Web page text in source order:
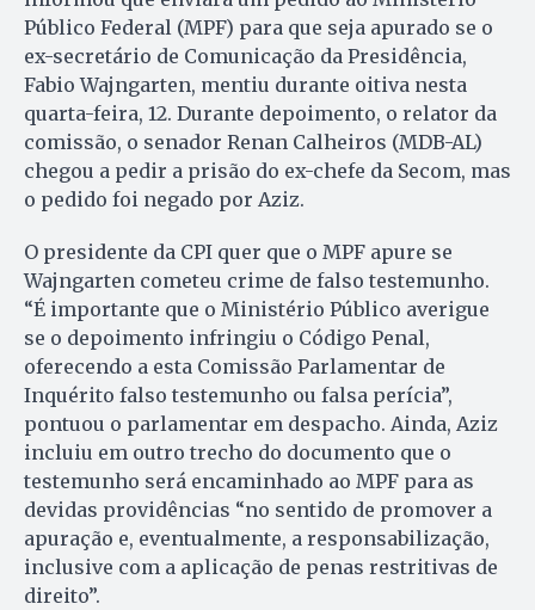
Público Federal (MPF) para que seja apurado se o
ex-secretário de Comunicação da Presidência,
Fabio Wajngarten, mentiu durante oitiva nesta
quarta-feira, 12. Durante depoimento, o relator da
comissão, o senador Renan Calheiros (MDB-AL)
chegou a pedir a prisão do ex-chefe da Secom, mas
o pedido foi negado por Aziz.
O presidente da CPI quer que o MPF apure se
Wajngarten cometeu crime de falso testemunho.
“É importante que o Ministério Público averigue
se o depoimento infringiu o Código Penal,
oferecendo a esta Comissão Parlamentar de
Inquérito falso testemunho ou falsa perícia”,
pontuou o parlamentar em despacho. Ainda, Aziz
incluiu em outro trecho do documento que o
testemunho será encaminhado ao MPF para as
devidas providências “no sentido de promover a
apuração e, eventualmente, a responsabilização,
inclusive com a aplicação de penas restritivas de
direito”.